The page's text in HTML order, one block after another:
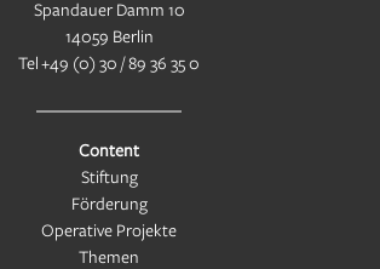
Spandauer Damm 10
14059 Berlin
Tel+49 (0) 30 / 89 36 35 0
Content
Stiftung
Förderung
Operative Projekte
Themen